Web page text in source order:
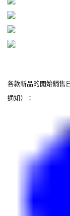
各款新品的開始銷售
通知）：